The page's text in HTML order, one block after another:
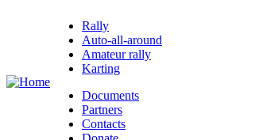
Rally
Auto-all-around
Amateur rally
Karting
Documents
Partners
Contacts